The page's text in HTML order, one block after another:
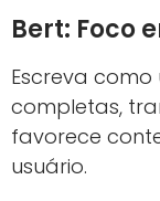
Bert: Foco
Escreva
completas,
favorece
usuário.